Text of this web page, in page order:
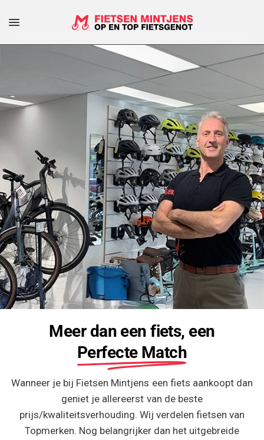
Meer dan een fiets, een
Perfecte Match
Wanneer je bij Fietsen Mintjens een fiets aankoopt dan
geniet je allereerst van de beste
prijs/kwaliteitsverhouding. Wij verdelen fietsen van
Topmerken. Nog belangrijker dan het uitgebreide